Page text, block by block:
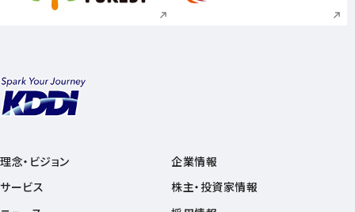
理念・ビジョン
サービス
企業情報
株主・投資家情報